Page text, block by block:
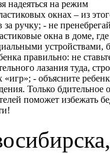
надеяться на режим
окнах – из
ручку; - не
окна в доме, где
правильно: не
лазания туда,
- объясните
Только бдительное
поможет избежать